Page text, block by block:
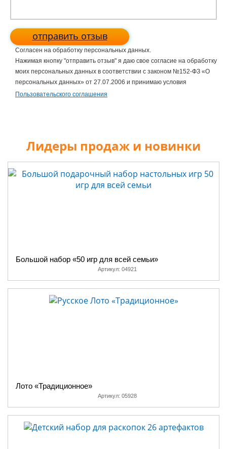
отправить отзыв
Согласен на обработку персональных данных.
Нажимая кнопку "отправить отзыв" я даю свое согласие на обработку
моих персональных данных в соответствии с законом №152-ФЗ «О
персональных данных» от 27.07.2006 и принимаю условия
Пользовательского соглашения
Лидеры продаж и новинки
Большой набор «50 игр для всей семьи»
Артикул: 04921
Лото «Традиционное»
Артикул: 05928